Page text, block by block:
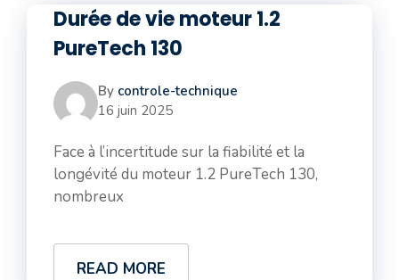
Durée de vie moteur 1.2
PureTech 130
By controle-technique
16 juin 2025
Face à l’incertitude sur la fiabilité et la
longévité du moteur 1.2 PureTech 130,
nombreux
READ MORE